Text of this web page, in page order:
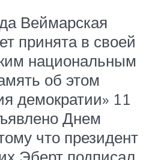
Веймарская
принята в своей
национальным
об этом
демократии» 11
Днем
что президент